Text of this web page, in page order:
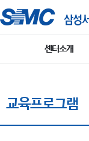
센터소개
교육프로그램